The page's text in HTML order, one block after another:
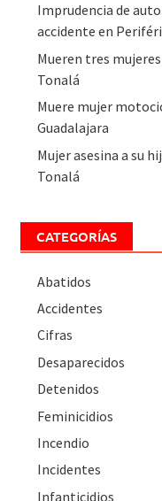
Imprudencia de
accidente en
Mueren tres
Tonalá
Muere mujer
Guadalajara
Mujer asesina a su
Tonalá
CATEGORÍAS
Abatidos
Accidentes
Cifras
Desaparecidos
Detenidos
Feminicidios
Incendio
Incidentes
Infanticidios